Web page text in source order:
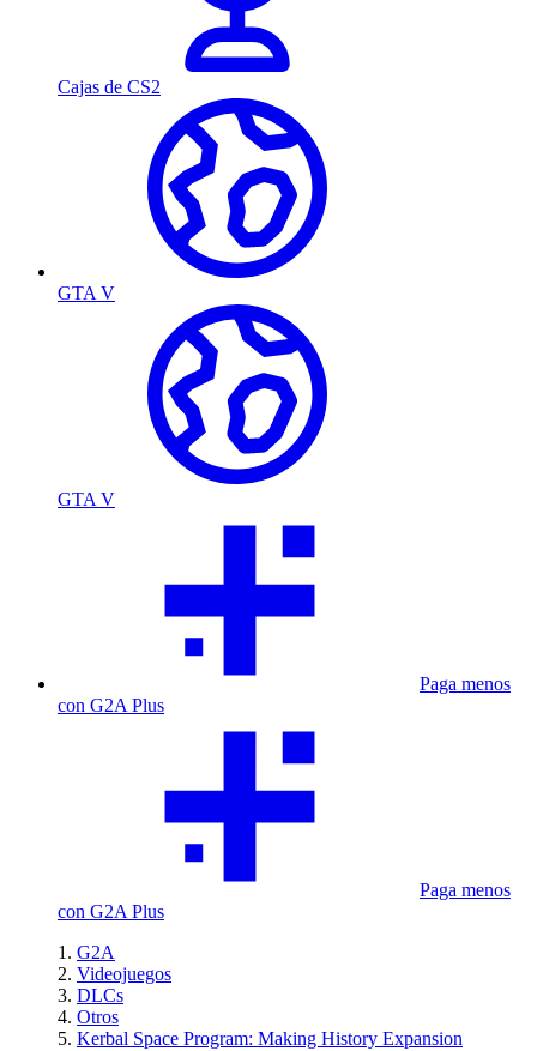
Cajas de CS2
GTA V
GTA V
Paga menos
con G2A Plus
Paga menos
con G2A Plus
G2A
Videojuegos
DLCs
Otros
Kerbal Space Program: Making History Expansion